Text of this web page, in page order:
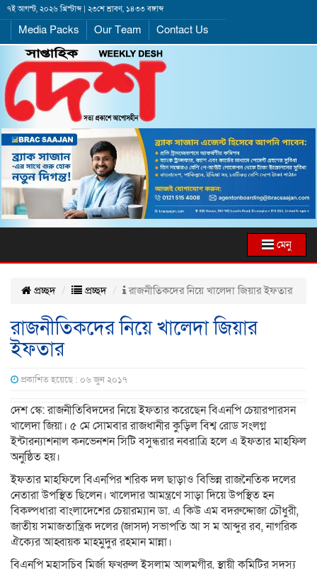
৭ই আগস্ট, ২০২৬ খ্রিস্টাব্দ | ২৩শে শ্রাবণ, ১৪৩৩ বঙ্গাব্দ
Media Packs Our Team Contact Us
মেনু
প্রচ্ছদ প্রচ্ছদ রাজনীতিকদের নিয়ে খালেদা জিয়ার ইফতার
রাজনীতিকদের নিয়ে খালেদা জিয়ার
ইফতার
প্রকাশিত হয়েছে : ০৬ জুন ২০১৭
দেশ স্কে: রাজনীতিবিদদের নিয়ে ইফতার করেছেন বিএনপি চেয়ারপারসন
খালেদা জিয়া। ৫ মে সোমবার রাজধানীর কুড়িল বিশ্ব রোড সংলগ্ন
ইন্টারন্যাশনাল কনভেনশন সিটি বসুন্ধরার নবরাত্রি হলে এ ইফতার মাহফিল
অনুষ্ঠিত হয়।
ইফতার মাহফিলে বিএনপির শরিক দল ছাড়াও বিভিন্ন রাজনৈতিক দলের
নেতারা উপস্থিত ছিলেন। খালেদার আমন্ত্রণে সাড়া দিয়ে উপস্থিত হন
বিকল্পধারা বাংলাদেশের চেয়ারম্যান ডা. এ কিউ এম বদরুদ্দোজা চৌধুরী,
জাতীয় সমাজতান্ত্রিক দলের (জাসদ) সভাপতি আ স ম আব্দুর রব, নাগরিক
ঐক্যের আহ্বায়ক মাহমুদুর রহমান মান্না।
বিএনপি মহাসচিব মির্জা ফখরুল ইসলাম আলমগীর, স্থায়ী কমিটির সদস্য